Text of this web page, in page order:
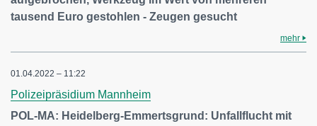
tausend Euro gestohlen - Zeugen gesucht
mehr
01.04.2022 – 11:22
Polizeipräsidium Mannheim
POL-MA: Heidelberg-Emmertsgrund: Unfallflucht mit